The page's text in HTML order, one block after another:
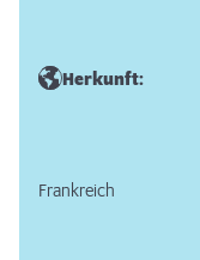
Herkunft:
Frankreich